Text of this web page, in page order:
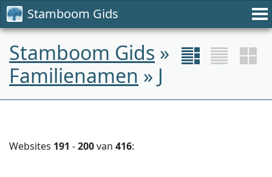
Stamboom Gids
Stamboom Gids »
Familienamen » J
Websites 191 -200van 416: